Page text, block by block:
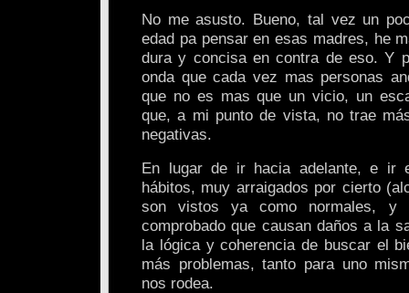
No me asusto. Bueno, tal vez un
edad pa pensar en esas madres, he
dura y concisa en contra de eso. Y
onda que cada vez mas personas
que no es mas que un vicio, un
que, a mi punto de vista, no trae
negativas.
En lugar de ir hacia adelante, e ir
hábitos, muy arraigados por cierto
son vistos ya como normales, y
comprobado que causan daños a la
la lógica y coherencia de buscar el
más problemas, tanto para uno
nos rodea.